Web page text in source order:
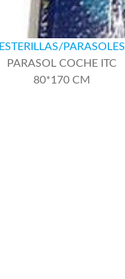
ESTERILLAS/PARASOLES
PARASOL COCHE ITC
80*170 CM